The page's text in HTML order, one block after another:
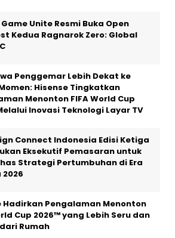
Unite Resmi Buka Open
Kedua Ragnarok Zero: Global
Penggemar Lebih Dekat ke
Hisense Tingkatkan
Menonton FIFA World Cup
Inovasi Teknologi Layar TV
Connect Indonesia Edisi Ketiga
Eksekutif Pemasaran untuk
Strategi Pertumbuhan di Era
Hadirkan Pengalaman Menonton
Cup 2026™ yang Lebih Seru dan
Rumah